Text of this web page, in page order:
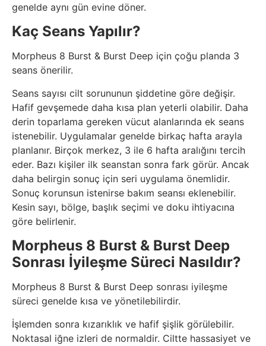
genelde aynı gün evine döner.
Kaç Seans Yapılır?
Morpheus 8 Burst & Burst Deep için çoğu planda 3
seans önerilir.
Seans sayısı cilt sorununun şiddetine göre değişir.
Hafif gevşemede daha kısa plan yeterli olabilir. Daha
derin toparlama gereken vücut alanlarında ek seans
istenebilir. Uygulamalar genelde birkaç hafta arayla
planlanır. Birçok merkez, 3 ile 6 hafta aralığını tercih
eder. Bazı kişiler ilk seanstan sonra fark görür. Ancak
daha belirgin sonuç için seri uygulama önemlidir.
Sonuç korunsun istenirse bakım seansı eklenebilir.
Kesin sayı, bölge, başlık seçimi ve doku ihtiyacına
göre belirlenir.
Morpheus 8 Burst & Burst Deep
Sonrası İyileşme Süreci Nasıldır?
Morpheus 8 Burst & Burst Deep sonrası iyileşme
süreci genelde kısa ve yönetilebilirdir.
İşlemden sonra kızarıklık ve hafif şişlik görülebilir.
Noktasal iğne izleri de normaldir. Ciltte hassasiyet ve